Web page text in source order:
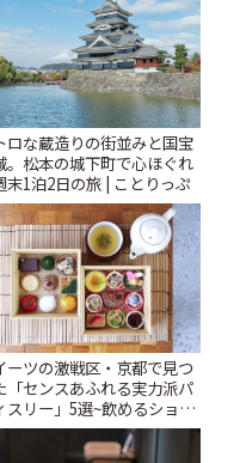
ロな蔵造りの街並みと国宝
。松本の城下町で心ほぐれ
末1泊2日の旅 | ことりっぷ
ーツの激戦区・京都で見つ
「センスあふれる実力派パ
スリー」5選~飲めるショー
ーキや重箱アフタヌーンテ
他~ | ことりっぷ